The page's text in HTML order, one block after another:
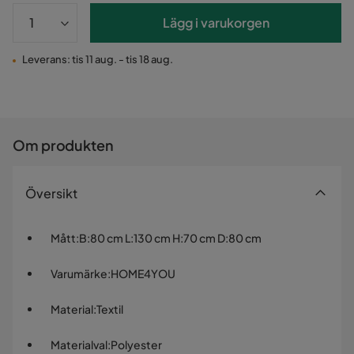
Lägg i varukorgen
Leverans: tis 11 aug. - tis 18 aug.
Om produkten
Översikt
Mått:B:80 cm L:130 cm H:70 cm D:80 cm
Varumärke:HOME4YOU
Material:Textil
Materialval:Polyester